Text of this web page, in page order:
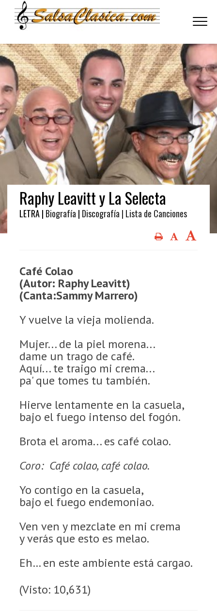
Raphy Leavitt y La Selecta
LETRA | Biografía | Discografía | Lista de Canciones
Café Colao
(Autor: Raphy Leavitt)
(Canta:Sammy Marrero)
Y vuelve la vieja molienda.
Mujer... de la piel morena...
dame un trago de café.
Aquí... te traigo mi crema...
pa' que tomes tu también.
Hierve lentamente en la casuela,
bajo el fuego intenso del fogón.
Brota el aroma... es café colao.
Coro: Café colao, café colao.
Yo contigo en la casuela,
bajo el fuego endemoniao.
Ven ven y mezclate en mi crema
y verás que esto es melao.
Eh… en este ambiente está cargao.
(Visto: 10,631)